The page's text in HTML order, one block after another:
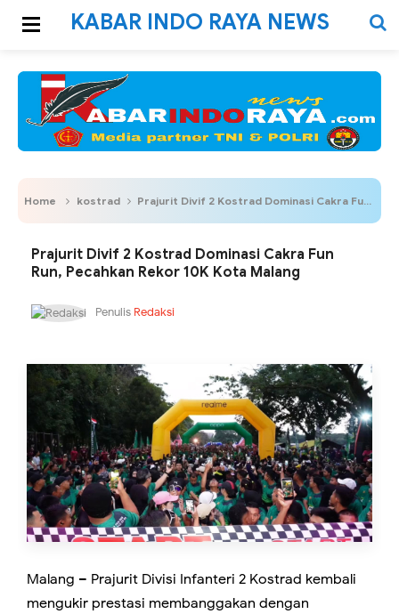
KABAR INDO RAYA NEWS
Home kostrad Prajurit Divif 2 Kostrad Dominasi Cakra Fun Run, Pecahkan Rekor 10K Kota Malang
Prajurit Divif 2 Kostrad Dominasi Cakra Fun
Run, Pecahkan Rekor 10K Kota Malang
Penulis Redaksi
Malang – Prajurit Divisi Infanteri 2 Kostrad kembali
mengukir prestasi membanggakan dengan